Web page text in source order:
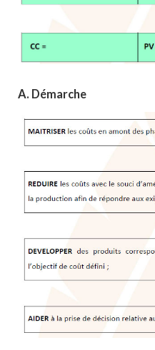
A. Démarche